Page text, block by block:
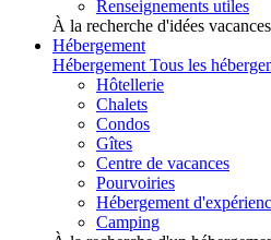
Renseignements utiles
À la recherche d'idées
Hébergement
Hébergement Tous les
Hôtellerie
Chalets
Condos
Gîtes
Centre de vacances
Pourvoiries
Hébergement
Camping